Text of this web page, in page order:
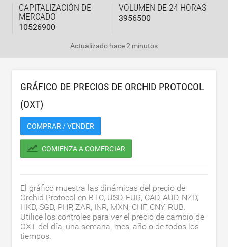
CAPITALIZACIÓN DE
MERCADO
10526900
VOLUMEN DE 24 HORAS
3956500
Actualizado hace 2 minutos
GRÁFICO DE PRECIOS DE ORCHID PROTOCOL
(OXT)
COMPRAR / VENDER
COMIENZA A COMERCIAR
El gráfico muestra las dinámicas del precio de
Orchid Protocol en BTC, USD, EUR, CAD, AUD, NZD,
HKD, SGD, PHP, ZAR, INR, MXN, CHF, CNY, RUB.
Utilice los controles para ver el precio de cambio de
OXT del día, una semana, mes, año o de todos los
tiempos.